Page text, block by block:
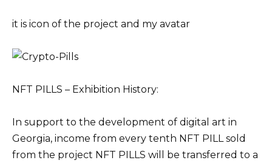
it is icon of the project and my avatar
NFT PILLS – Exhibition History:
In support to the development of digital art in
Georgia, income from every tenth NFT PILL sold
from the project NFT PILLS will be transferred to a